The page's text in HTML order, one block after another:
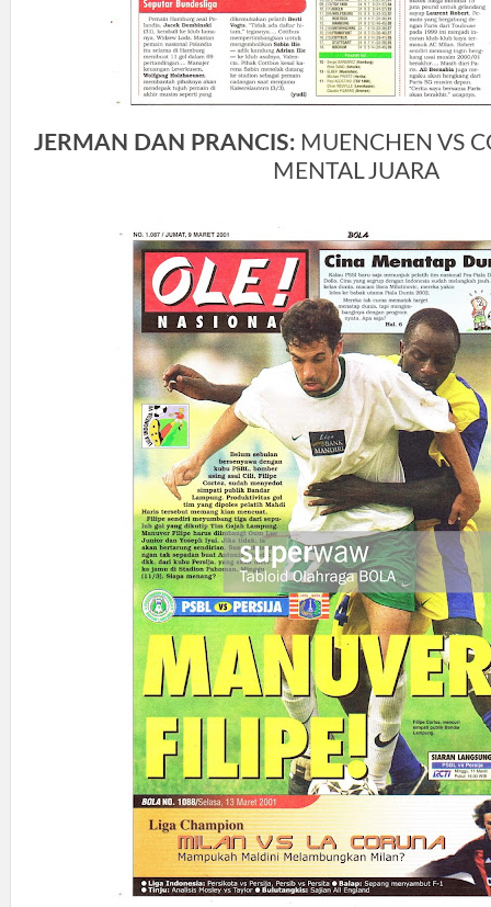
JERMAN DAN PRANCIS:MUENCHEN VS
MENTAL JUARA